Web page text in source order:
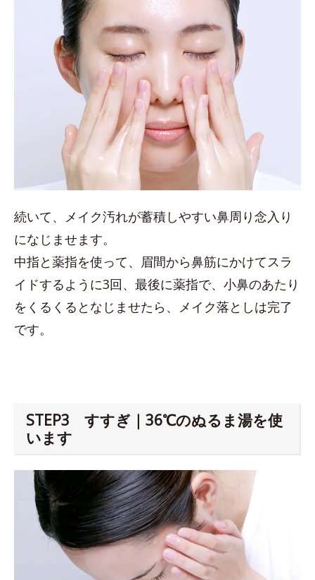
続いて、メイク汚れが蓄積しやすい鼻周り念入り
になじませます。
中指と薬指を使って、眉間から鼻筋にかけてスラ
イドするように3回、最後に薬指で、小鼻のあたり
をくるくるとなじませたら、メイク落としは完了
です。
STEP3 すすぎ｜36℃のぬるま湯を使
います